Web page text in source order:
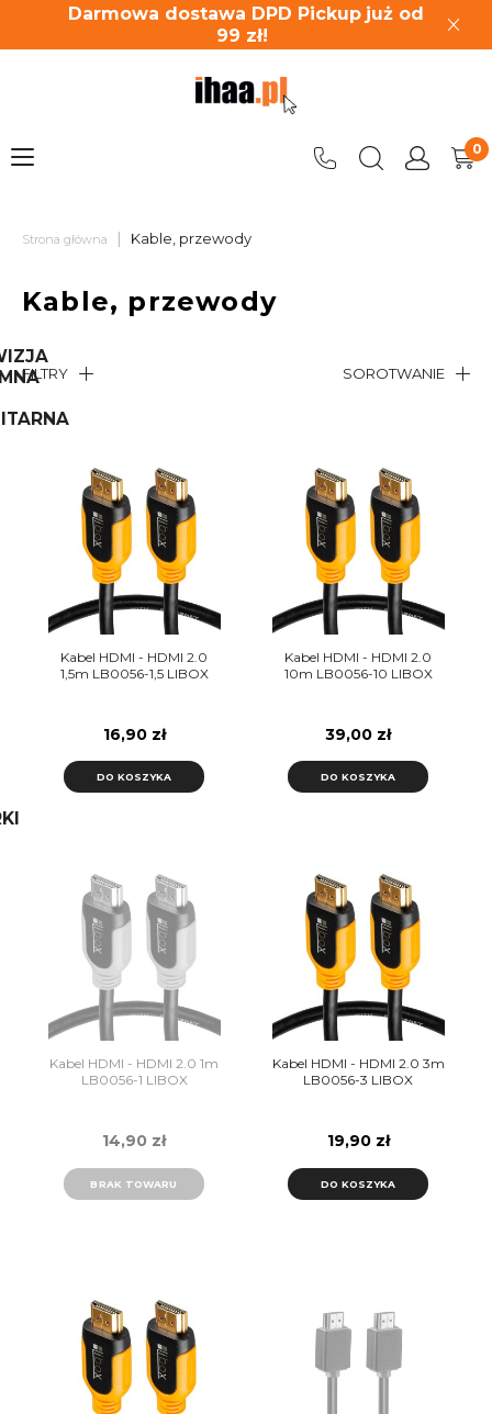
Darmowa dostawa DPD Pickup już od
99 zł!
Strona główna | Kable, przewody
Kable, przewody
FILTRY SOROTWANIE
Kabel HDMI - HDMI 2.0
1,5m LB0056-1,5 LIBOX
16,90 zł
DO KOSZYKA
Kabel HDMI - HDMI 2.0
10m LB0056-10 LIBOX
39,00 zł
DO KOSZYKA
Kabel HDMI - HDMI 2.0 1m
LB0056-1 LIBOX
14,90 zł
BRAK TOWARU
Kabel HDMI - HDMI 2.0 3m
LB0056-3 LIBOX
19,90 zł
DO KOSZYKA